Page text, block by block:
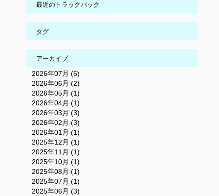
最近のトラックバック
タグ
アーカイブ
2026年07月 (6)
2026年06月 (2)
2026年05月 (1)
2026年04月 (1)
2026年03月 (3)
2026年02月 (3)
2026年01月 (1)
2025年12月 (1)
2025年11月 (1)
2025年10月 (1)
2025年08月 (1)
2025年07月 (1)
2025年06月 (3)